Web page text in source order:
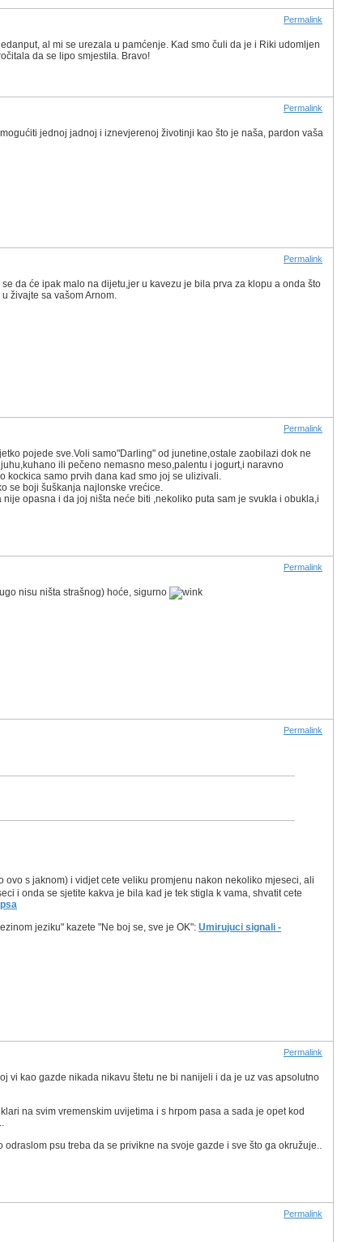
Permalink
al mi se urezala u pamćenje. Kad smo čuli da je i Riki udomljen
da se lipo smjestila. Bravo!
Permalink
jednoj jadnoj i iznevjerenoj životinji kao što je naša, pardon vaša
Permalink
da će ipak malo na dijetu,jer u kavezu je bila prva za klopu a onda što
živajte sa vašom Arnom.
Permalink
pojede sve.Voli samo"Darling" od junetine,ostale zaobilazi dok ne
ili pečeno nemasno meso,palentu i jogurt,i naravno
kockica samo prvih dana kad smo joj se ulizivali.
se boji šuškanja najlonske vrećice.
opasna i da joj ništa neće biti ,nekoliko puta sam je svukla i obukla,i
Permalink
nisu ništa strašnog) hoće, sigurno
Permalink
ovo s jaknom) i vidjet cete veliku promjenu nakon nekoliko mjeseci, ali
i onda se sjetite kakva je bila kad je tek stigla k vama, shvatit cete
jeziku" kazete "Ne boj se, sve je OK": Umirujuci signali -
Permalink
vi kao gazde nikada nikavu štetu ne bi nanijeli i da je uz vas apsolutno
na svim vremenskim uvijetima i s hrpom pasa a sada je opet kod
psu treba da se privikne na svoje gazde i sve što ga okružuje..
Permalink